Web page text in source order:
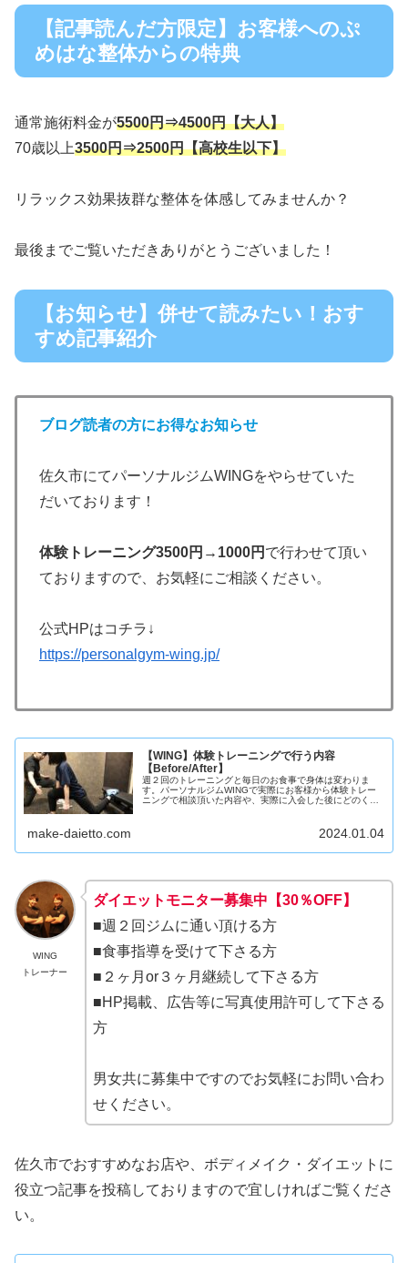
【記事読んだ方限定】お客様へのぷ
めはな整体からの特典
通常施術料金が5500円⇒4500円【大人】
70歳以上3500円⇒2500円【高校生以下】
リラックス効果抜群な整体を体感してみませんか？
最後までご覧いただきありがとうございました！
【お知らせ】併せて読みたい！おす
すめ記事紹介
ブログ読者の方にお得なお知らせ
佐久市にてパーソナルジムWINGをやらせていた
だいております！
体験トレーニング3500円→1000円 で行わせて頂い
ておりますので、お気軽にご相談ください。
公式HPはコチラ↓
https://personalgym-wing.jp/
【WING】体験トレーニングで行う内容
【Before/After】
週２回のトレーニングと毎日のお食事で身体は変わりま
す。パーソナルジムWINGで実際にお客様から体験トレー
ニングで相談頂いた内容や、実際に入会した後にどのくら
make-daietto.com 2024.01.04
WING
トレーナー
ダイエットモニター募集中【30％OFF】
■週２回ジムに通い頂ける方
■食事指導を受けて下さる方
■２ヶ月or３ヶ月継続して下さる方
■HP掲載、広告等に写真使用許可して下さる
方
男女共に募集中ですのでお気軽にお問い合わ
せください。
佐久市でおすすめなお店や、ボディメイク・ダイエットに
役立つ記事を投稿しておりますので宜しければご覧くださ
い。